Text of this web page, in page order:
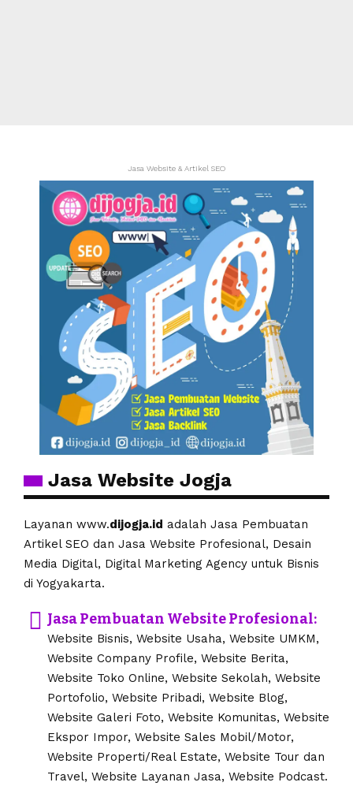
Jasa Website & Artikel SEO
Jasa Website Jogja
Layanan www.dijogja.id adalah Jasa Pembuatan
Artikel SEO dan Jasa Website Profesional, Desain
Media Digital, Digital Marketing Agency untuk Bisnis
di Yogyakarta.
Jasa Pembuatan Website Profesional:
Website Bisnis, Website Usaha, Website UMKM,
Website Company Profile, Website Berita,
Website Toko Online, Website Sekolah, Website
Portofolio, Website Pribadi, Website Blog,
Website Galeri Foto, Website Komunitas, Website
Ekspor Impor, Website Sales Mobil/Motor,
Website Properti/Real Estate, Website Tour dan
Travel, Website Layanan Jasa, Website Podcast.